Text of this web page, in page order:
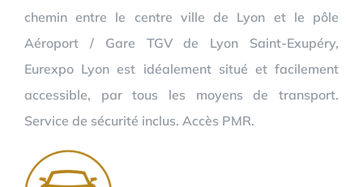
chemin entre le centre ville de Lyon et le pôle
Aéroport / Gare TGV de Lyon Saint-Exupéry,
Eurexpo Lyon est idéalement situé et facilement
accessible, par tous les moyens de transport.
Service de sécurité inclus. Accès PMR.